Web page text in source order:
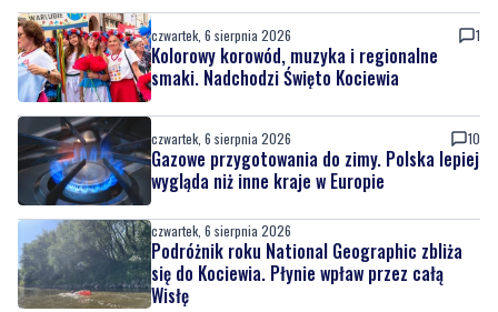
czwartek, 6 sierpnia 2026 1
Kolorowy korowód, muzyka i regionalne
smaki. Nadchodzi Święto Kociewia
czwartek, 6 sierpnia 2026 10
Gazowe przygotowania do zimy. Polska lepiej
wygląda niż inne kraje w Europie
czwartek, 6 sierpnia 2026
Podróżnik roku National Geographic zbliża
się do Kociewia. Płynie wpław przez całą
Wisłę